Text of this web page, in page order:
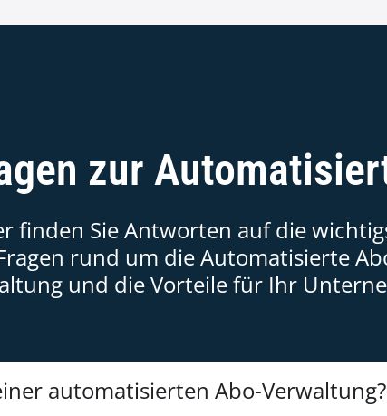
zur
finden Sie Antworten auf die
rund um die Automatisierte
und die Vorteile für Ihr
automatisierten Abo-Verwaltung?